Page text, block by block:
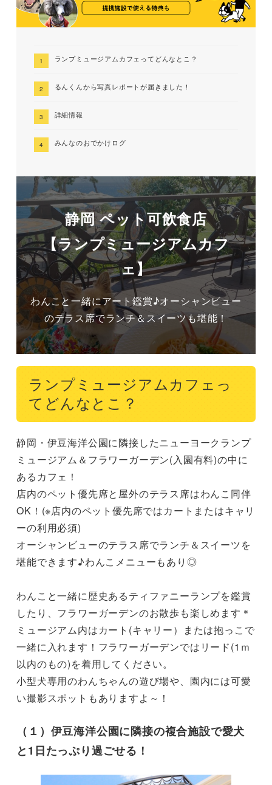
ランプミュージアムカフェってどんなとこ？
るんくんから写真レポートが届きました！
詳細情報
みんなのおでかけログ
静岡 ペット可飲食店
【ランプミュージアムカフ
ェ】
わんこと一緒にアート鑑賞♪オーシャンビュー
ランプミュージアムカフェっ
てどんなとこ？
静岡・伊豆海洋公園に隣接したニューヨークランプ
ミュージアム＆フラワーガーデン(入園有料)の中に
あるカフェ！
店内のペット優先席と屋外のテラス席はわんこ同伴
OK！(※店内のペット優先席ではカートまたはキャリ
ーの利用必須)
オーシャンビューのテラス席でランチ＆スイーツを
堪能できます♪わんこメニューもあり◎
わんこと一緒に歴史あるティファニーランプを鑑賞
したり、フラワーガーデンのお散歩も楽しめます＊
ミュージアム内はカート(キャリー）または抱っこで
一緒に入れます！フラワーガーデンではリード(1ｍ
以内のもの)を着用してください。
小型犬専用のわんちゃんの遊び場や、園内には可愛
い撮影スポットもありますよ～！
（１）伊豆海洋公園に隣接の複合施設で愛犬
と1日たっぷり過ごせる！